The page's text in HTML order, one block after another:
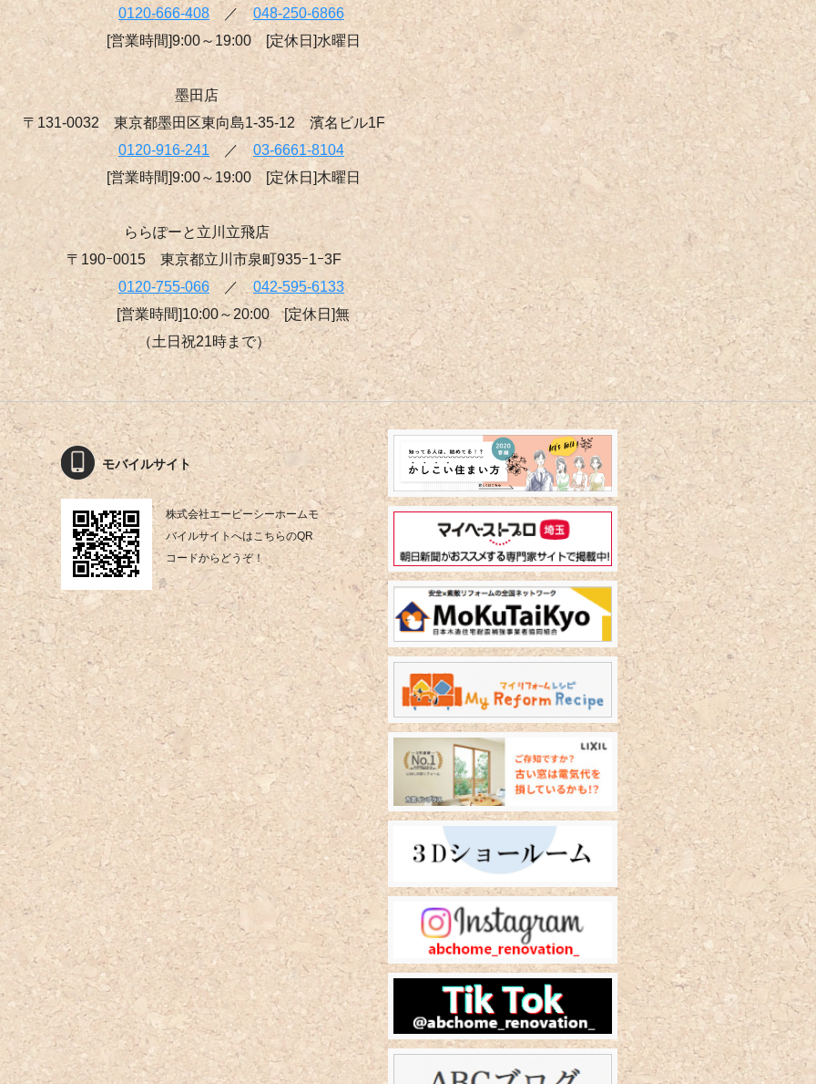
0120-666-408 ／048-250-6866
[営業時間]9:00～19:00 [定休日]水曜日
墨田店
〒131-0032 東京都墨田区東向島1-35-12 濱名ビル1F
0120-916-241 ／03-6661-8104
[営業時間]9:00～19:00 [定休日]木曜日
ららぽーと立川立飛店
〒190ｰ0015 東京都立川市泉町935ｰ1ｰ3F
0120-755-066 ／042-595-6133
[営業時間]10:00～20:00 [定休日]無
（土日祝21時まで）
モバイルサイト
株式会社エービーシーホームモ
バイルサイトへはこちらのQR
コードからどうぞ！